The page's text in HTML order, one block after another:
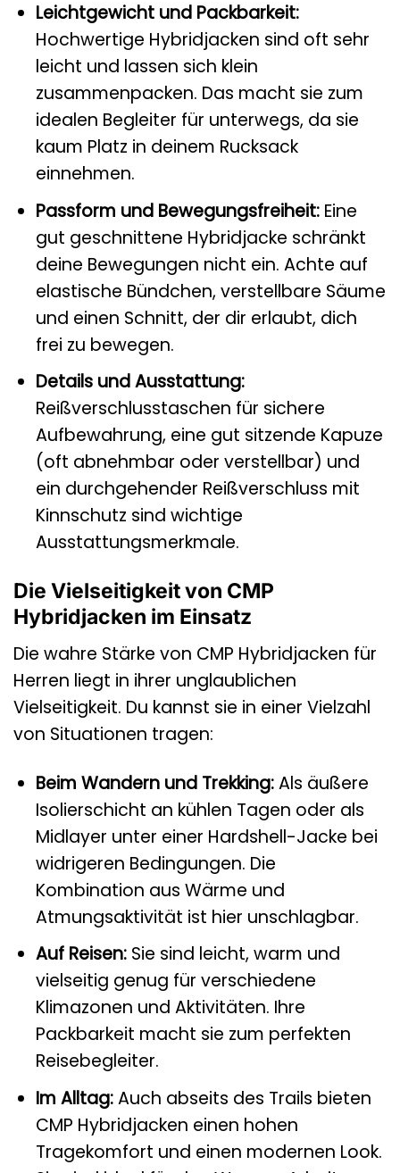
Leichtgewicht und Packbarkeit:
Hochwertige Hybridjacken sind oft sehr
leicht und lassen sich klein
zusammenpacken. Das macht sie zum
idealen Begleiter für unterwegs, da sie
kaum Platz in deinem Rucksack
einnehmen.
Passform und Bewegungsfreiheit:Eine
gut geschnittene Hybridjacke schränkt
deine Bewegungen nicht ein. Achte auf
elastische Bündchen, verstellbare Säume
und einen Schnitt, der dir erlaubt, dich
frei zu bewegen.
Details und Ausstattung:
Reißverschlusstaschen für sichere
Aufbewahrung, eine gut sitzende Kapuze
(oft abnehmbar oder verstellbar) und
ein durchgehender Reißverschluss mit
Kinnschutz sind wichtige
Ausstattungsmerkmale.
Die Vielseitigkeit von CMP
Hybridjacken im Einsatz
Die wahre Stärke von CMP Hybridjacken für
Herren liegt in ihrer unglaublichen
Vielseitigkeit. Du kannst sie in einer Vielzahl
von Situationen tragen:
Beim Wandern und Trekking:Als äußere
Isolierschicht an kühlen Tagen oder als
Midlayer unter einer Hardshell-Jacke bei
widrigeren Bedingungen. Die
Kombination aus Wärme und
Atmungsaktivität ist hier unschlagbar.
Auf Reisen:Sie sind leicht, warm und
vielseitig genug für verschiedene
Klimazonen und Aktivitäten. Ihre
Packbarkeit macht sie zum perfekten
Reisebegleiter.
Im Alltag:Auch abseits des Trails bieten
CMP Hybridjacken einen hohen
Tragekomfort und einen modernen Look.